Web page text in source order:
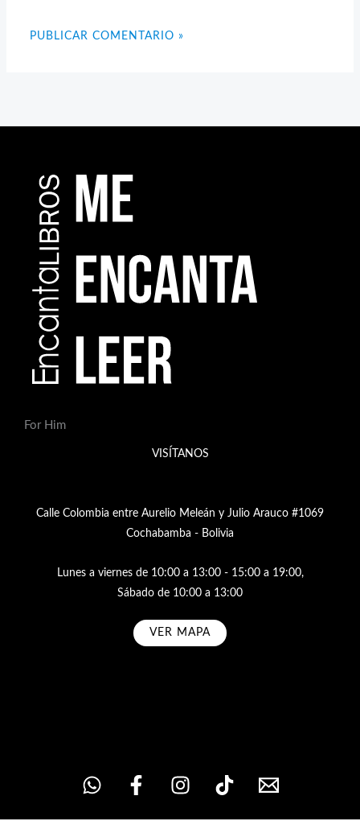
For Him
VISÍTANOS
Calle Colombia entre Aurelio Meleán y Julio Arauco #1069
Cochabamba - Bolivia
Lunes a viernes de 10:00 a 13:00 - 15:00 a 19:00,
Sábado de 10:00 a 13:00
VER MAPA